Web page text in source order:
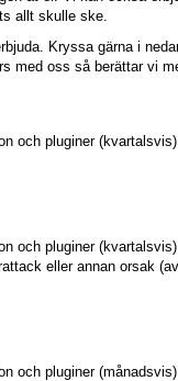
allt skulle ske.
Kryssa gärna i
med oss så berättar vi
och pluginer
och pluginer
eller annan orsak
och pluginer